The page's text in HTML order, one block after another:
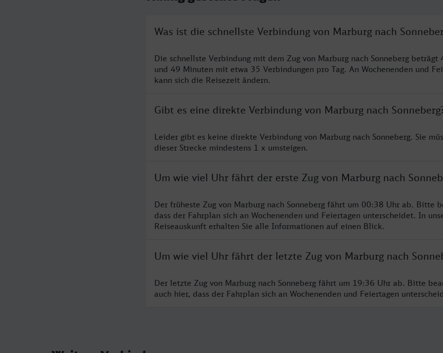
Was ist die schnellste Verbindung von Marburg nach
Die schnellste Verbindung mit dem Zug von Marburg nach Sonneberg beträgt
und 49 Minuten mit etwa 35 Verbindungen pro Tag. An Wochenenden und
kann sich die Reisezeit ändern.
Gibt es eine direkte Verbindung von Marburg nach
Leider gibt es keine direkte Verbindung von Marburg nach Sonneberg. Sie
dieser Strecke mindestens 1 x umsteigen.
Um wie viel Uhr fährt der erste Zug von Marburg nach
Der früheste Zug von Marburg nach Sonneberg fährt um 00:38 Uhr ab. Bitte
dass der Fahrplan sich an Wochenenden und Feiertagen unterscheidet. In
Reiseauskunft erhalten Sie alle Informationen auf einen Blick.
Um wie viel Uhr fährt der letzte Zug von Marburg nach
Der letzte Zug von Marburg nach Sonneberg fährt um 19:36 Uhr ab. Bitte
auch hier, dass der Fahrplan sich an Wochenenden und Feiertagen